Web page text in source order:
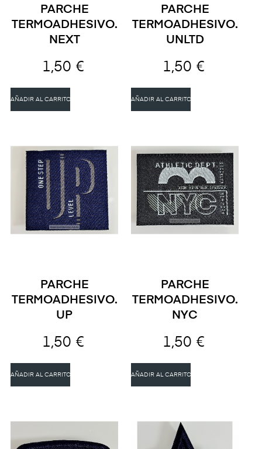
PARCHE
TERMOADHESIVO.
NEXT
1,50 €
AÑADIR AL CARRITO
PARCHE
TERMOADHESIVO.
UNLTD
1,50 €
AÑADIR AL CARRITO
PARCHE
TERMOADHESIVO.
UP
1,50 €
AÑADIR AL CARRITO
PARCHE
TERMOADHESIVO.
NYC
1,50 €
AÑADIR AL CARRITO